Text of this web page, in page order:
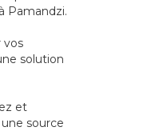
Pamandzi.
vos
solution
et
source